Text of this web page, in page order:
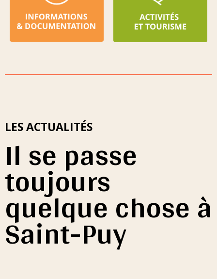
LES ACTUALITÉS
Il se passe
toujours
quelque chose à
Saint-Puy